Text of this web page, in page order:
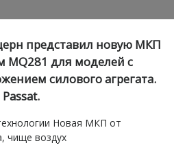
представил новую МКП
MQ281 для моделей с
силового агрегата.
Новая МКП от
чище воздух